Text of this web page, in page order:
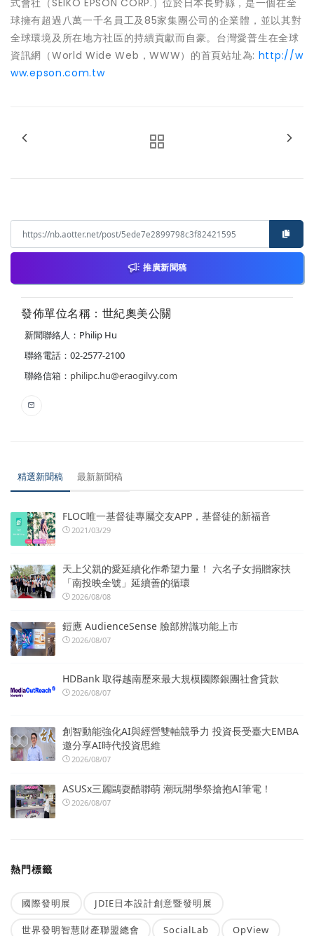
球擁有超過八萬一千名員工及85家集團公司的企業體，並以其對
全球環境及所在地方社區的持續貢獻而自豪。台灣愛普生在全球
資訊網（World Wide Web，WWW）的首頁站址為: http://w
ww.epson.com.tw
推廣新聞稿
發佈單位名稱：世紀奧美公關
新聞聯絡人：Philip Hu
聯絡電話：02-2577-2100
聯絡信箱： philipc.hu@eraogilvy.com
精選新聞稿 最新新聞稿
FLOC唯一基督徒專屬交友APP，基督徒的新福音
2021/03/29
天上父親的愛延續化作希望力量！ 六名子女捐贈家扶
「南投映全號」延續善的循環
2026/08/08
鎧應 AudienceSense 臉部辨識功能上市
2026/08/07
HDBank 取得越南歷來最大規模國際銀團社會貸款
2026/08/07
創智動能強化AI與經營雙軸競爭力 投資長受臺大EMBA
邀分享AI時代投資思維
2026/08/07
ASUSx三麗鷗耍酷聯萌 潮玩開學祭搶抱AI筆電！
2026/08/07
熱門標籤
國際發明展 JDIE日本設計創意暨發明展
世界發明智慧財產聯盟總會 SocialLab OpView